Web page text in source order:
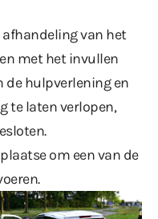
van het
met het invullen
de hulpverlening en
te laten verlopen,
om een van de